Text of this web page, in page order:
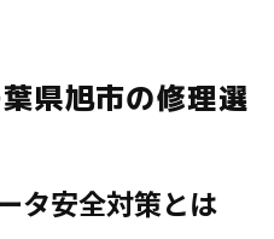
県旭市の修理選
タ安全対策とは